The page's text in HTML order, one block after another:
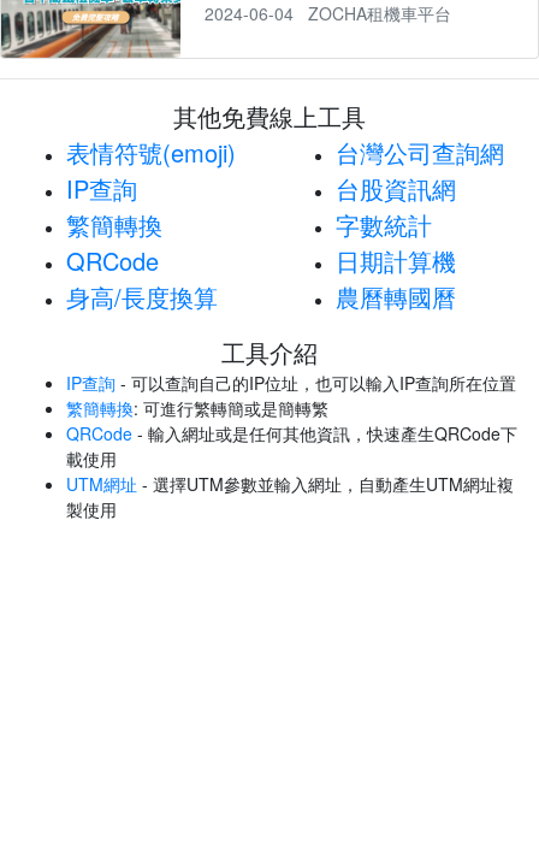
2024-06-04
ZOCHA租機車平台
其他免費線上工具
表情符號(emoji)
IP查詢
繁簡轉換
QRCode
身高/長度換算
台灣公司查詢網
台股資訊網
字數統計
日期計算機
農曆轉國曆
工具介紹
IP查詢 - 可以查詢自己的IP位址，也可以輸入IP查詢所在位置
繁簡轉換: 可進行繁轉簡或是簡轉繁
QRCode - 輸入網址或是任何其他資訊，快速產生QRCode下
載使用
UTM網址 - 選擇UTM參數並輸入網址，自動產生UTM網址複
製使用